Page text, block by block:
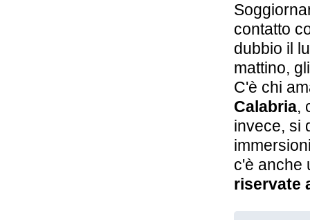
contatto
dubbio il
mattino,
C'è chi
Calabria,
invece, si
c'è anche
riservate